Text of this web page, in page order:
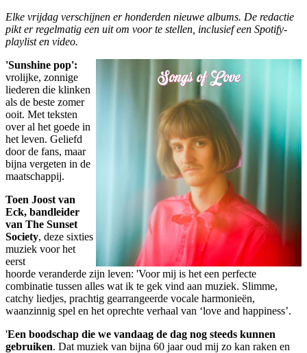
Elke vrijdag verschijnen er honderden nieuwe albums. De redactie
pikt er regelmatig een uit om voor te stellen, inclusief een Spotify-
playlist en video.
'Sunshine pop':
vrolijke, zonnige
liederen die klinken
als de beste zomer
ooit. Met teksten
over al het goede in
het leven. Geliefd
door de fans, maar
bijna vergeten in de
maatschappij.
Toen Joost van
Eck, bandleider
van The Sunset
Society, deze sixties
muziek voor het
eerst
hoorde veranderde zijn leven: 'Voor mij is het een perfecte
combinatie tussen alles wat ik te gek vind aan muziek. Slimme,
catchy liedjes, prachtig gearrangeerde vocale harmonieën,
waanzinnig spel en het oprechte verhaal van ‘love and happiness’.
'Een boodschap die we vandaag de dag nog steeds kunnen
gebruiken. Dat muziek van bijna 60 jaar oud mij zo kan raken en